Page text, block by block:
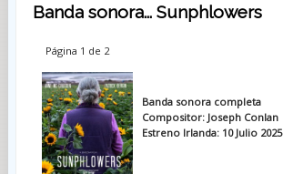
Banda sonora... Sunphlowers
Página 1 de 2
Banda sonora completa
Compositor: Joseph Conlan
Estreno Irlanda: 10 Julio 2025